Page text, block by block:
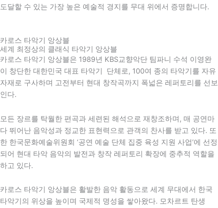
도달할 수 있는 가장 높은 예술적 경지를 무대 위에서 증명합니다.
카로스 타악기 앙상블
세계 최정상의 클래식 타악기 앙상블
카로스 타악기 앙상블은 1989년 KBS교향악단 팀파니 수석 이영완
이 창단한 대한민국 대표 타악기 단체로, 100여 종의 타악기를 자유
자재로 구사하며 고전부터 현대 창작곡까지 폭넓은 레퍼토리를 선보
인다.
모든 장르를 탁월한 편곡과 세련된 해석으로 재창조하며, 매 공연마
다 뛰어난 음악성과 정교한 표현력으로 관객의 찬사를 받고 있다. 또
한 한국문화예술위원회 ‘공연 예술 단체 집중 육성 지원 사업’에 선정
되어 현대 타악 음악의 발전과 창작 레퍼토리 확장에 중추적 역할을
하고 있다.
카로스 타악기 앙상블은 활발한 음악 활동으로 세계 무대에서 한국
타악기의 위상을 높이며 국제적 명성을 쌓아왔다. 모차르트 탄생